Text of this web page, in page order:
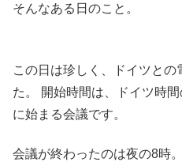
そんなある日のこと。
この日は珍しく、ドイツと
た。 開始時間は、ドイツ時
に始まる会議です。
会議が終わったのは夜の8時